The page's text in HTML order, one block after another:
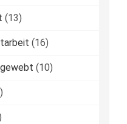
(13)
(16)
(10)